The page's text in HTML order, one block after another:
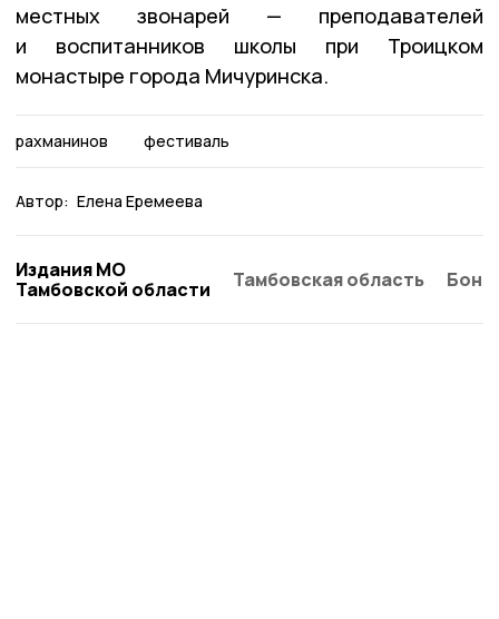
местных звонарей — преподавателей
и воспитанников школы при Троицком
монастыре города Мичуринска.
рахманинов фестиваль
Автор: Елена Еремеева
Издания МО
Тамбовской области
Тамбовская область